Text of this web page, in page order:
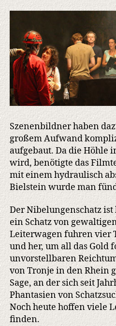
Szenenbildner haben
großem Aufwand
aufgebaut. Da die Höhle
wird, benötigte das
mit einem hydraulisch
Bielstein wurde man
Der Nibelungenschatz
ein Schatz von
Leiterwagen fuhren vier
und her, um all das Gold
unvorstellbaren
von Tronje in den Rhein
Sage, an der sich seit
Phantasien von
Noch heute hoffen viele
finden.